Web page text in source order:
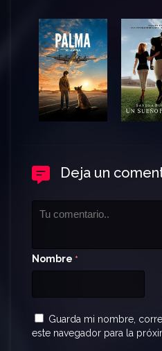
Deja un
Nombre *
Guarda mi nombre,
este navegador para la